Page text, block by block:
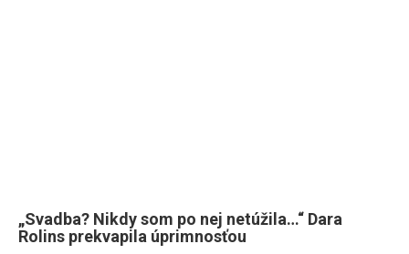
„Svadba? Nikdy som po nej netúžila…“ Dara
Rolins prekvapila úprimnosťou